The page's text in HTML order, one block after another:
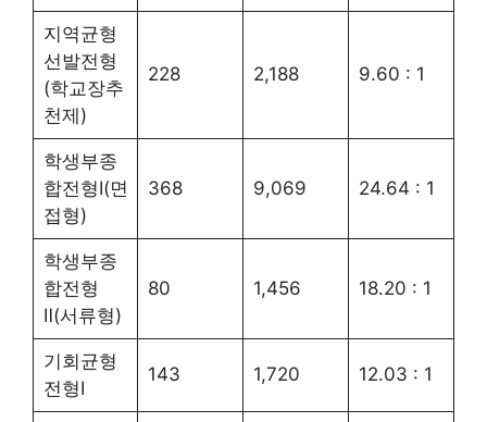
지역균형
선발전형
(학교장추
천제)
228 2,188 9.60 : 1
학생부종
합전형Ⅰ(면
접형)
368 9,069 24.64 : 1
학생부종
합전형
Ⅱ(서류형)
80 1,456 18.20 : 1
기회균형
전형Ⅰ
143 1,720 12.03 : 1